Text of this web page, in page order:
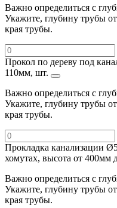
Важно определиться с
Укажите, глубину трубы
края трубы.
Прокол по дереву под
110мм, шт.
Важно определиться с
Укажите, глубину трубы
края трубы.
Прокладка канализации
хомутах, высота от 400мм
Важно определиться с
Укажите, глубину трубы
края трубы.